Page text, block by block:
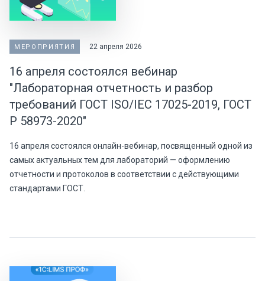
МЕРОПРИЯТИЯ 22 апреля 2026
16 апреля состоялся вебинар
"Лабораторная отчетность и разбор
требований ГОСТ ISO/IEC 17025-2019, ГОСТ
Р 58973-2020"
16 апреля состоялся онлайн-вебинар, посвященный одной из
самых актуальных тем для лабораторий — оформлению
отчетности и протоколов в соответствии с действующими
стандартами ГОСТ.